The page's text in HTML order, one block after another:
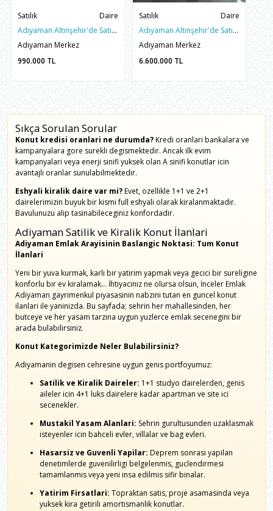
Satılık
Daire
Adıyaman Altınşehir'de Satılık 3+1 Yerinde Dönüşüm Hissesi
Adıyaman Merkez
990.000 TL
Satılık
Daire
Adıyaman Altınşehir'de Satılık 3.5+1 Sıfır Yapı Fırsat Daire
Adıyaman Merkez
6.600.000 TL
Sıkça Sorulan Sorular
Konut kredisi oranlari ne durumda?Kredi oranlari bankalara ve
kampanyalara gore surekli degismektedir. Ancak ilk evim
kampanyalari veya enerji sinifi yuksek olan A sinifi konutlar icin
avantajli oranlar sunulabilmektedir.
Eshyali kiralik daire var mi?Evet, ozellikle 1+1 ve 2+1
dairelerimizin buyuk bir kismi full eshyali olarak kiralanmaktadir.
Bavulunuzu alip tasinabileceginiz konfordadir.
Adiyaman Satilik ve Kiralik Konut İlanlari
Adiyaman Emlak Arayisinin Baslangic Noktasi: Tum Konut
İlanlari
Yeni bir yuva kurmak, karli bir yatirim yapmak veya gecici bir sureligine
konforlu bir ev kiralamak... İhtiyaciniz ne olursa olsun, İnceler Emlak
Adiyaman gayrimenkul piyasasinin nabzini tutan en guncel konut
ilanlari ile yaninizda. Bu sayfada; sehrin her mahallesinden, her
butceye ve her yasam tarzina uygun yuzlerce emlak secenegini bir
arada bulabilirsiniz.
Konut Kategorimizde Neler Bulabilirsiniz?
Adiyamanin degisen cehresine uygun genis portfoyumuz:
Satilik ve Kiralik Daireler: 1+1 studyo dairelerden, genis
aileler icin 4+1 luks dairelere kadar apartman ve site ici
secenekler.
Mustakil Yasam Alanlari: Sehrin gurultusunden uzaklasmak
isteyenler icin bahceli evler, villalar ve bag evleri.
Hasarsiz ve Guvenli Yapilar: Deprem sonrasi yapilan
denetimlerde guvenilirligi belgelenmis, guclendirmesi
tamamlanmis veya yeni insa edilmis sifir binalar.
Yatirim Firsatlari: Topraktan satis, proje asamasinda veya
yuksek kira getirili amortismanlik konutlar.